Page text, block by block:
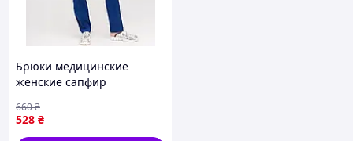
Брюки медицинские
женские сапфир
528 ₴
660₴